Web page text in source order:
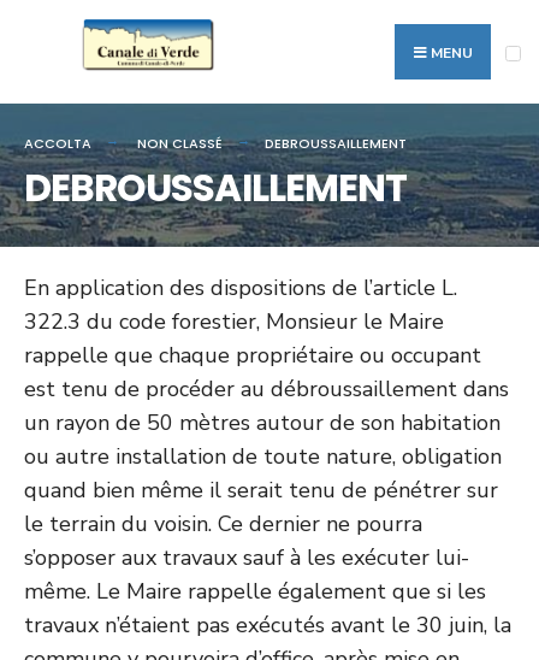
MENU
ACCOLTA NON CLASSÉ DEBROUSSAILLEMENT
DEBROUSSAILLEMENT
En application des dispositions de l’article L.
322.3 du code forestier, Monsieur le Maire
rappelle que chaque propriétaire ou occupant
est tenu de procéder au débroussaillement dans
un rayon de 50 mètres autour de son habitation
ou autre installation de toute nature, obligation
quand bien même il serait tenu de pénétrer sur
le terrain du voisin. Ce dernier ne pourra
s’opposer aux travaux sauf à les exécuter lui-
même. Le Maire rappelle également que si les
travaux n’étaient pas exécutés avant le 30 juin, la
Search